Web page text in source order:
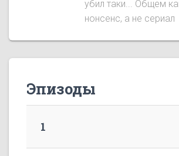
убил таки... Общем
нонсенс, а не сериал
Эпизоды
1